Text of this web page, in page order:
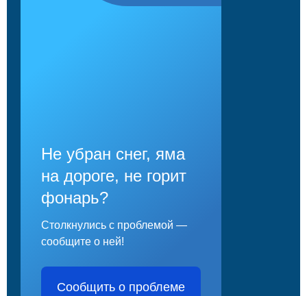
Не убран снег, яма
на дороге, не горит
фонарь?
Столкнулись с проблемой —
сообщите о ней!
Сообщить о проблеме